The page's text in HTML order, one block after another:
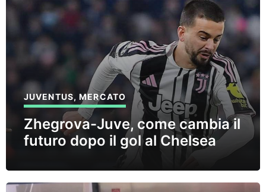
JUVENTUS,MERCATO
Zhegrova-Juve, come cambia il
futuro dopo il gol al Chelsea